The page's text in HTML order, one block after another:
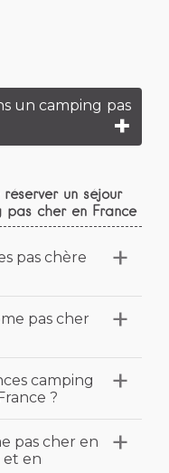
un camping pas
un séjour
pas cher en France
pas chère
en
Le deuxième
un camping
droit. Vous
ACSI
d'Oléron
pas cher
accepte la carte
de louer
home à
un camping
moyen
camping
?
dans le Sud de
un séjour
pas cher en
et en